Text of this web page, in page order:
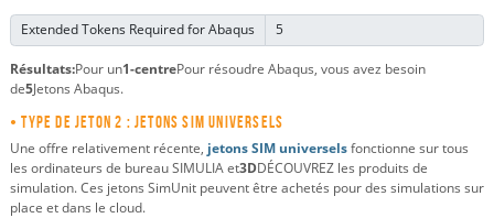
Extended Tokens Required for Abaqus
Résultats:Pour un1-centrePour résoudre Abaqus, vous avez besoin
de5Jetons Abaqus.
• Type de jeton 2 : Jetons SIM universels
Une offre relativement récente, jetons SIM universelsfonctionne sur tous
les ordinateurs de bureau SIMULIA et3DDÉCOUVREZ les produits de
simulation. Ces jetons SimUnit peuvent être achetés pour des simulations sur
place et dans le cloud.